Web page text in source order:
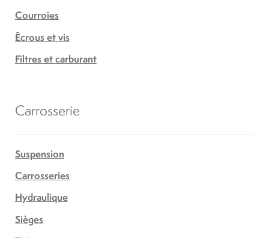
Courroies
Écrous et vis
Filtres et carburant
Carrosserie
Suspension
Carrosseries
Hydraulique
Sièges